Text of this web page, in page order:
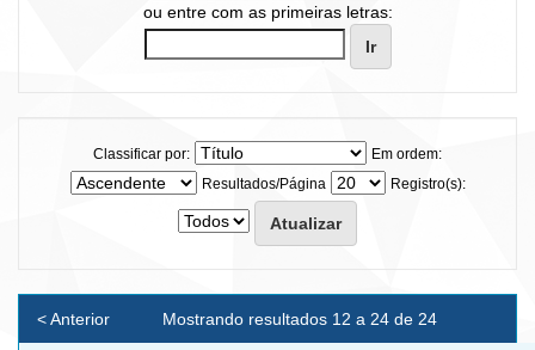
ou entre com as primeiras letras:
Classificar por:
Em ordem:
Resultados/Página
Registro(s):
Mostrando resultados 12 a 24 de 24
< Anterior